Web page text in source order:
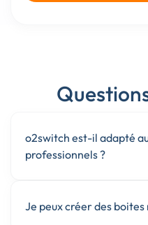
o2switch est-il adapté
professionnels ?
Je peux créer des